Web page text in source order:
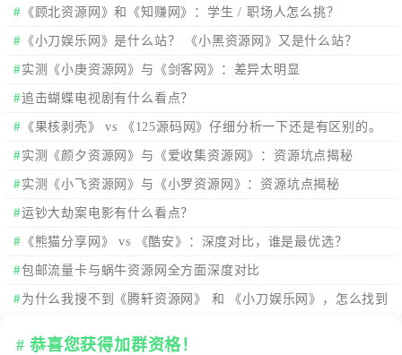
《顾北资源网》和《知赚网》：学生 / 职场人怎么挑？
《小刀娱乐网》是什么站？ 《小黑资源网》又是什么站？
实测《小庚资源网》与《剑客网》：差异太明显
追击蝴蝶电视剧有什么看点？
《果核剥壳》 vs 《125源码网》仔细分析一下还是有区别的。
实测《颜夕资源网》与《爱收集资源网》：资源坑点揭秘
实测《小飞资源网》与《小罗资源网》：资源坑点揭秘
运钞大劫案电影有什么看点？
《熊猫分享网》 vs 《酷安》：深度对比，谁是最优选？
包邮流量卡与蜗牛资源网全方面深度对比
为什么我搜不到《腾轩资源网》 和 《小刀娱乐网》，怎么找到
恭喜您获得加群资格！